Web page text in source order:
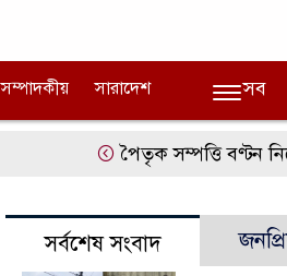
সম্পাদকীয় সারাদেশ সব
পৈতৃক সম্পত্তি বণ্টন
সর্বশেষ সংবাদ